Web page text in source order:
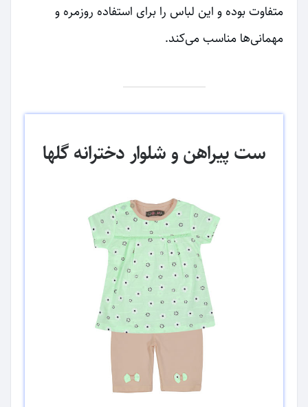
متفاوت بوده و این لباس را برای استفاده روزمره و
مهمانی‌ها مناسب می‌کند.
ست پیراهن و شلوار دخترانه گلها